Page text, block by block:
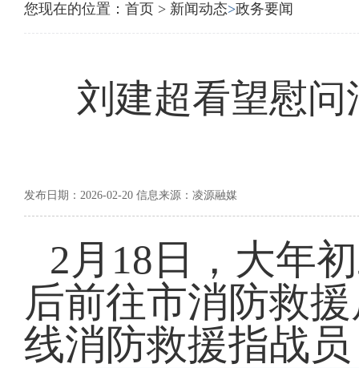
您现在的位置： 首页 > 新闻动态>政务要闻
刘建超看望慰
发布日期：2026-02-20 信息来源：凌源融媒
2月18日，大年
后前往市消防救
线消防救援指战